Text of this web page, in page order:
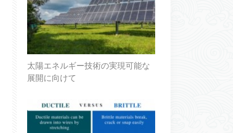
太陽エネルギー技術の実現可能な
展開に向けて